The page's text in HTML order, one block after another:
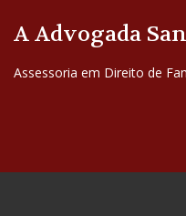
A Advogada
Assessoria em Direito de